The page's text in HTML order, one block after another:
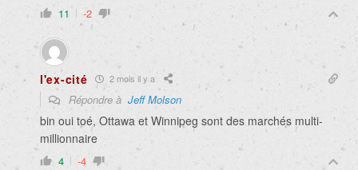
11 -2
l'ex-cité 2 mois il y a
Répondre à Jeff Molson
bin oui toé, Ottawa et Winnipeg sont des marchés multi-
millionnaire
4 -4